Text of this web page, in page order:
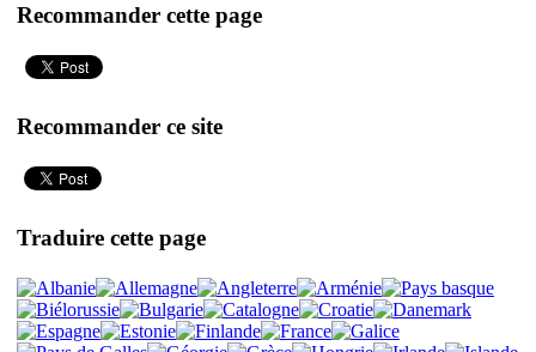
Recommander cette page
Recommander ce site
Traduire cette page